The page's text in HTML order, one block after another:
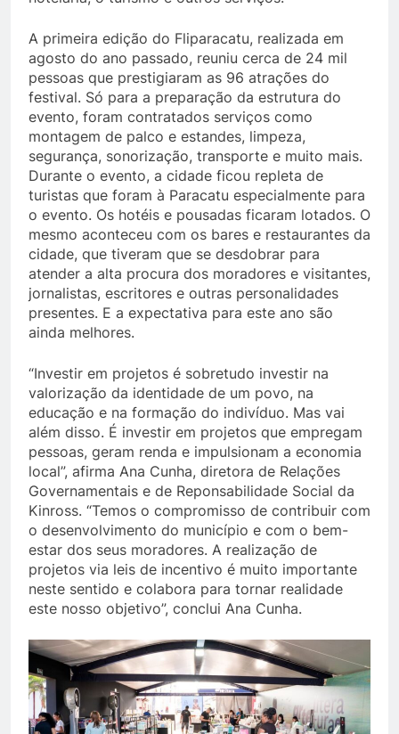
A primeira edição do Fliparacatu, realizada em
agosto do ano passado, reuniu cerca de 24 mil
pessoas que prestigiaram as 96 atrações do
festival. Só para a preparação da estrutura do
evento, foram contratados serviços como
montagem de palco e estandes, limpeza,
segurança, sonorização, transporte e muito mais.
Durante o evento, a cidade ficou repleta de
turistas que foram à Paracatu especialmente para
o evento. Os hotéis e pousadas ficaram lotados. O
mesmo aconteceu com os bares e restaurantes da
cidade, que tiveram que se desdobrar para
atender a alta procura dos moradores e visitantes,
jornalistas, escritores e outras personalidades
presentes. E a expectativa para este ano são
ainda melhores.
“Investir em projetos é sobretudo investir na
valorização da identidade de um povo, na
educação e na formação do indivíduo. Mas vai
além disso. É investir em projetos que empregam
pessoas, geram renda e impulsionam a economia
local”, afirma Ana Cunha, diretora de Relações
Governamentais e de Reponsabilidade Social da
Kinross. “Temos o compromisso de contribuir com
o desenvolvimento do município e com o bem-
estar dos seus moradores. A realização de
projetos via leis de incentivo é muito importante
neste sentido e colabora para tornar realidade
este nosso objetivo”, conclui Ana Cunha.